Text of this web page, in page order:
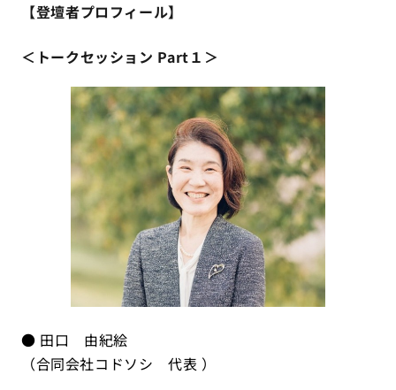
【登壇者プロフィール】
＜トークセッション Part１＞
● 田口 由紀絵
（合同会社コドソシ 代表 ）